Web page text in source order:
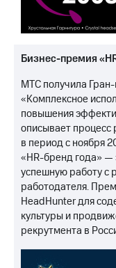
Бизнес-премия
МТС получила
«Комплексное
повышения
описывает процесс
в период с ноября
«HR-бренд года» —
успешную работу с
работодателя.
HeadHunter для
культуры и
рекрутмента в